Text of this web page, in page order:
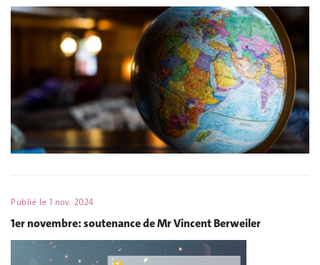
Publié le 1 nov. 2024
1er novembre: soutenance de Mr Vincent Berweiler